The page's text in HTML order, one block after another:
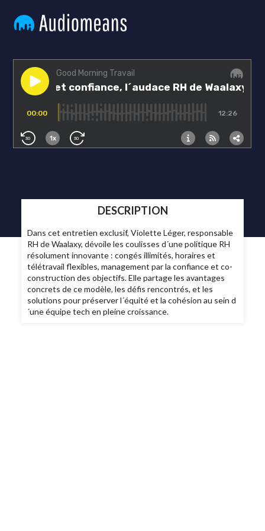
DESCRIPTION
Dans cet entretien exclusif, Violette Léger, responsable
RH de Waalaxy, dévoile les coulisses d´une politique RH
résolument innovante : congés illimités, horaires et
télétravail flexibles, management par la confiance et co-
construction des objectifs. Elle partage les avantages
concrets de ce modèle, les défis rencontrés, et les
solutions pour préserver l´équité et la cohésion au sein d
´une équipe tech en pleine croissance.